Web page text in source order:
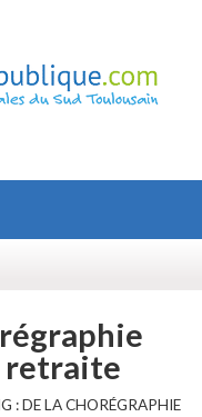
retraite
: DE LA CHORÉGRAPHIE